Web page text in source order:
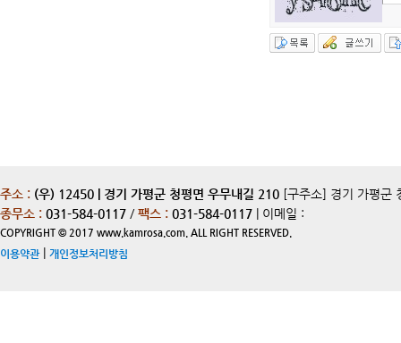
주소 : (우) 12450 | 경기 가평군 청평면 우무내길 210 [구주소] 경기 가평군
종무소 : 031-584-0117 / 팩스 : 031-584-0117 | 이메일 :
COPYRIGHT © 2017 www.kamrosa.com. ALL RIGHT RESERVED.
이용약관| 개인정보처리방침